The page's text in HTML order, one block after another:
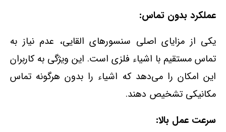
عملکرد بدون تماس:
یکی از مزایای اصلی سنسورهای القایی، عدم نیاز به
تماس مستقیم با اشیاء فلزی است. این ویژگی به کاربران
این امکان را می‌دهد که اشیاء را بدون هرگونه تماس
مکانیکی تشخیص دهند.
سرعت عمل بالا: